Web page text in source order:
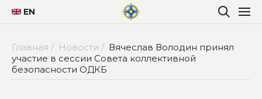
EN
Главная / Новости / Вячеслав Володин принял
участие в сессии Совета коллективной
безопасности ОДКБ